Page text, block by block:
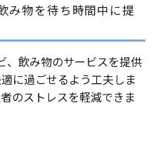
み物を待ち時間中に提
、飲み物のサービスを提供
に過ごせるよう工夫しま
のストレスを軽減できま